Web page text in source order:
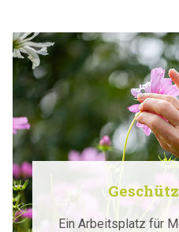
Ein Arbeitsplatz für